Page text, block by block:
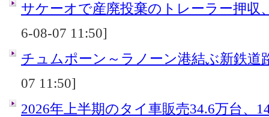
サケーオで産廃投棄のトレーラー押収
6-08-07 11:50]
チュムポーン～ラノーン港結ぶ新鉄道
07 11:50]
2026年上半期のタイ車販売34.6万台、